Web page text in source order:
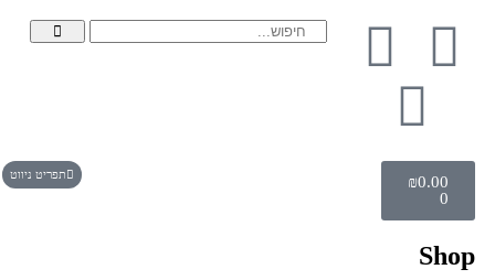
₪0.00
תפריט ניווט
Shop